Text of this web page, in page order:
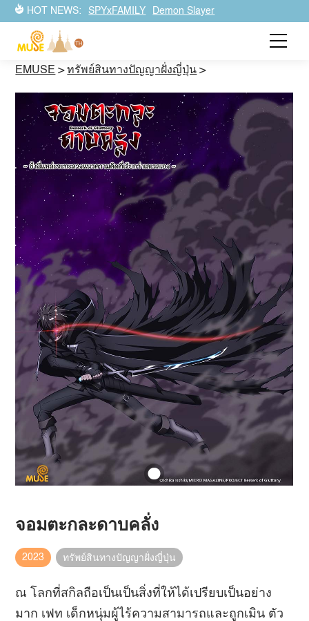
HOT NEWS: SPYxFAMILY Demon Slayer
EMUSE >ทรัพย์สินทางปัญญาฝั่งญี่ปุ่น >
จอมตะกละดาบคลั่ง
2023 ทรัพย์สินทางปัญญาฝั่งญี่ปุ่น
ณ โลกที่สกิลถือเป็นเป็นสิ่งที่ให้ได้เปรียบเป็นอย่าง
มาก เฟท เด็กหนุ่มผู้ไร้ความสามารถและถูกเมิน ตัว